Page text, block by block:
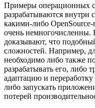
Примеры операционных
разрабатываются внутри
какими-либо
очень немногочисленны.
доказывают, что
сложностей. Например,
необходимо либо также
разрабатывать его, либо
адаптацию и
либо запускать
потерей